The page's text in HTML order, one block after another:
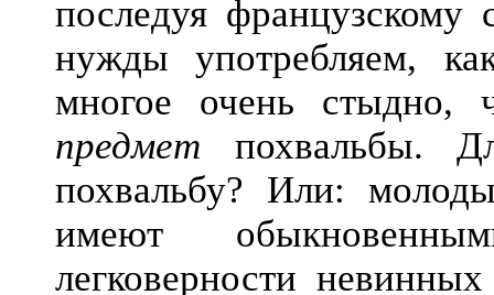
последуя французскому
нужды употребляем,
многое очень стыдно,
предмет похвальбы.
похвальбу? Или:
имеют
легковерности